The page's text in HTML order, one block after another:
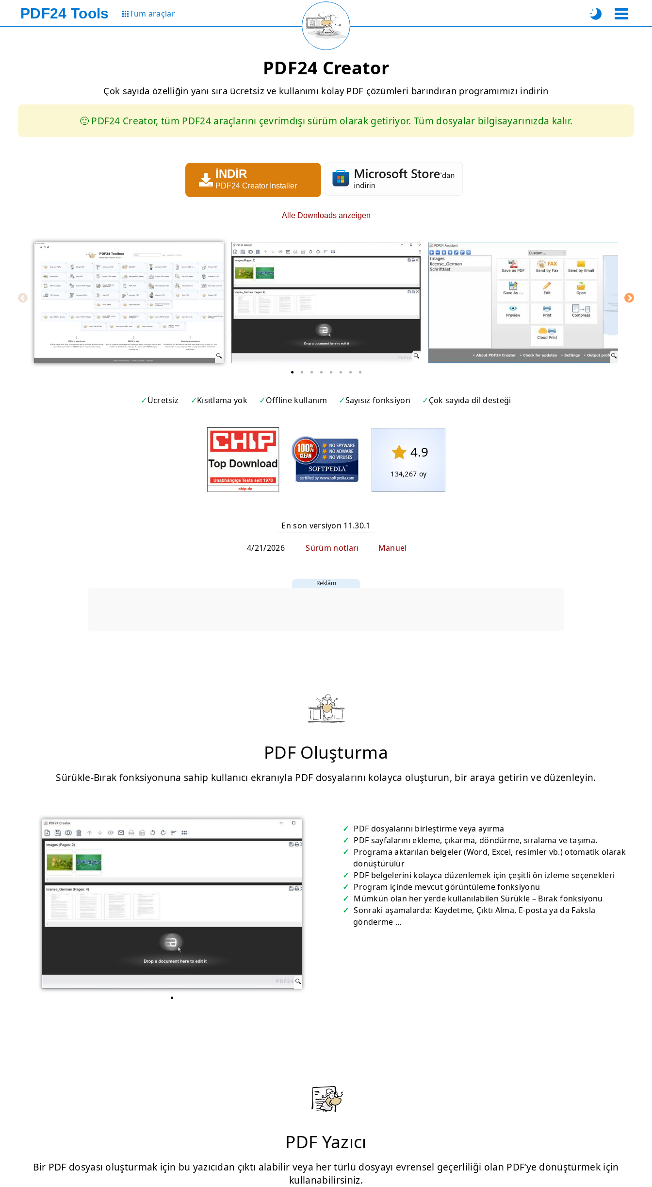
PDF24 Tools Tüm araçlar
PDF24 Creator
Çok sayıda özelliğin yanı sıra ücretsiz ve kullanımı kolay PDF çözümleri barındıran programımızı indirin
🙂 PDF24 Creator, tüm PDF24 araçlarını çevrimdışı sürüm olarak getiriyor. Tüm dosyalar bilgisayarınızda kalır.
İNDIR
PDF24 Creator Installer
Alle Downloads anzeigen
Ücretsiz Kısıtlama yok Offline kullanım Sayısız fonksiyon Çok sayıda dil desteği
4.9
134,267 oy
En son versiyon 11.30.1
4/21/2026 Sürüm notları Manuel
Reklâm
PDF Oluşturma
Sürükle-Bırak fonksiyonuna sahip kullanıcı ekranıyla PDF dosyalarını kolayca oluşturun, bir araya getirin ve düzenleyin.
PDF dosyalarını birleştirme veya ayırma
PDF sayfalarını ekleme, çıkarma, döndürme, sıralama ve taşıma.
Programa aktarılan belgeler (Word, Excel, resimler vb.) otomatik olarak
dönüştürülür
PDF belgelerini kolayca düzenlemek için çeşitli ön izleme seçenekleri
Program içinde mevcut görüntüleme fonksiyonu
Mümkün olan her yerde kullanılabilen Sürükle – Bırak fonksiyonu
Sonraki aşamalarda: Kaydetme, Çıktı Alma, E-posta ya da Faksla
gönderme …
PDF Yazıcı
Bir PDF dosyası oluşturmak için bu yazıcıdan çıktı alabilir veya her türlü dosyayı evrensel geçerliliği olan PDF’ye dönüştürmek için
kullanabilirsiniz.